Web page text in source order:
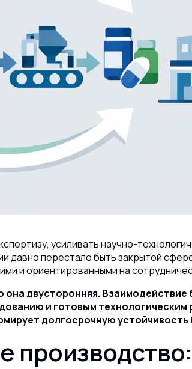
усиливать научно-
давно перестало быть закрытой
и ориентированными на
двусторонняя.
и готовым технологическим
долгосрочную устойчивость